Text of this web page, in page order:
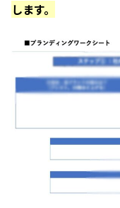
します。